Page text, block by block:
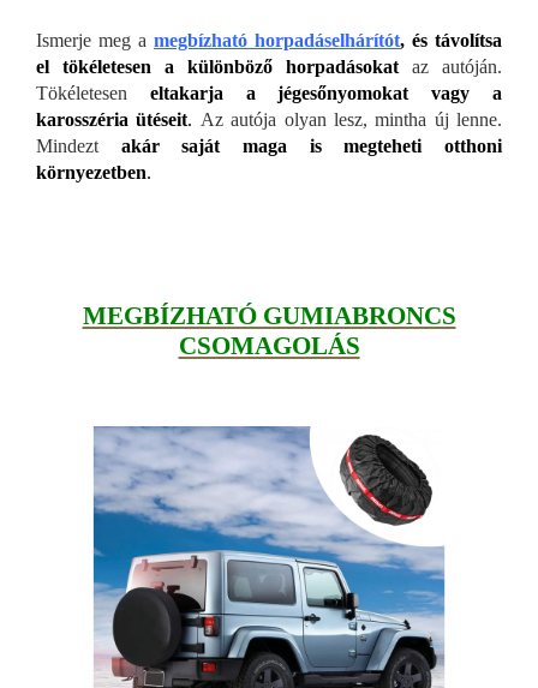
Ismerje meg a megbízható horpadáselhárítót, és távolítsa
el tökéletesen a különböző horpadásokat az autóján.
Tökéletesen eltakarja a jégesőnyomokat vagy a
karosszéria ütéseit. Az autója olyan lesz, mintha új lenne.
Mindezt akár saját maga is megteheti otthoni
környezetben.
MEGBÍZHATÓ GUMIABRONCS
CSOMAGOLÁS